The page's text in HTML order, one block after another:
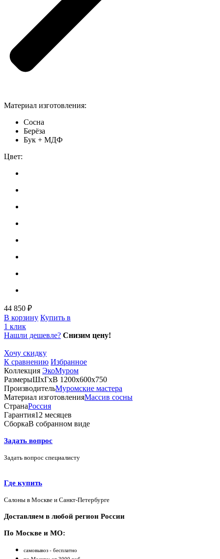
Материал изготовления:
Сосна
Берёза
Бук + МДФ
Цвет:
44 850 ₽
В корзину Купить в
1 клик
Нашли дешевле? Снизим цену!
Хочу скидку
К сравнению Избранное
Коллекция ЭкоМуром
РазмерыШхГхВ 1200х600х750
ПроизводительМуромские мастера
Материал изготовленияМассив сосны
СтранаРоссия
Гарантия12 месяцев
СборкаВ собранном виде
Задать вопрос
Задать вопрос специалисту
Где купить
Салоны в Москве и Санкт-Петербурге
Доставляем в любой регион России
По Москве и МО:
самовывоз - бесплатно